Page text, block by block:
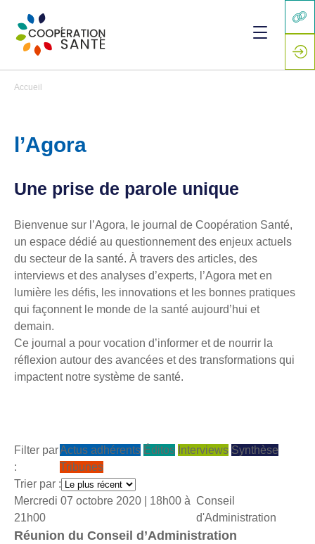
Accueil
l’Agora
Une prise de parole unique
Bienvenue sur l’Agora, le journal de Coopération Santé,
un espace dédié au questionnement des enjeux actuels
du secteur de la santé. À travers des articles, des
interviews et des analyses d’experts, l’Agora met en
lumière les défis, les innovations et les bonnes pratiques
qui façonnent le monde de la santé aujourd’hui et
demain.
Ce journal a pour vocation d’informer et de nourrir la
réflexion autour des avancées et des transformations qui
impactent notre système de santé.
Filter par
:
Actus adhérents Éditos Interviews Synthèse
Tribunes
Trier par :
Mercredi 07 octobre 2020 | 18h00 à
21h00
Conseil
d'Administration
Réunion du Conseil d’Administration